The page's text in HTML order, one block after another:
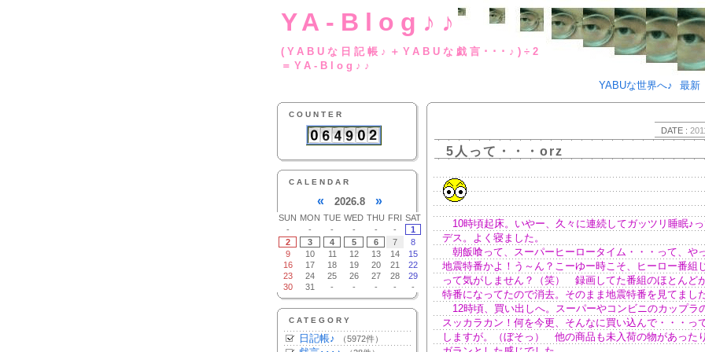
YA-Blog♪♪
(YABUな日記帳♪＋YABUな戯言･･
＝YA-Blog♪♪
YABUな世界へ♪
最新
COUNTER
CALENDAR
« 2026.8 »
SUN MON TUE WED THU FRI SAT
-
- - - - -
1
2
3 4 5 6 7
8
9
10 11 12 13 14
15
16
17 18 19 20 21
22
23
24 25 26 27 28
29
30
31 - - - - -
CATEGORY
日記帳♪ （5972件）
DATE :
5人って・・・orz
10時頃起床。いやー、久々に連続してガッツリ睡眠♪
デス。よく寝ました。
朝飯喰って、スーパーヒーロータイム・・・って、や
地震特番かよ！う～ん？こーゆー時こそ、ヒーロー番組
って気がしません？（笑） 録画してた番組のほとんど
特番になってたので消去。そのまま地震特番を見てまし
12時頃、買い出しへ。スーパーやコンビニのカップラ
スッカラカン！何を今更、そんなに買い込んで・・・っ
しますが。（ぼそっ） 他の商品も未入荷の物があった